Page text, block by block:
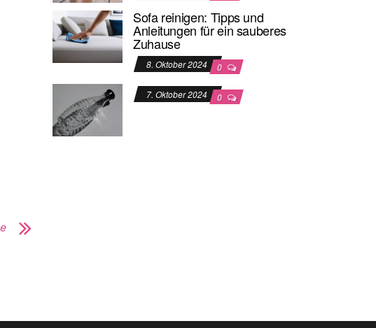
Sofa reinigen: Tipps und
Anleitungen für ein sauberes
Zuhause
8. Oktober 2024 0
7. Oktober 2024 0